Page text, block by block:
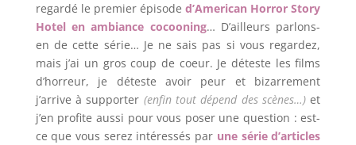
regardé le premier épisoded’American Horror Story
Hotel en ambiance cocooning… D’ailleurs parlons-
en de cette série… Je ne sais pas si vous regardez,
mais j’ai un gros coup de coeur. Je déteste les films
d’horreur, je déteste avoir peur et bizarrement
j’arrive à supporter (enfin tout dépend des scènes…)et
j’en profite aussi pour vous poser une question : est-
ce que vous serez intéressés par une série d’articles